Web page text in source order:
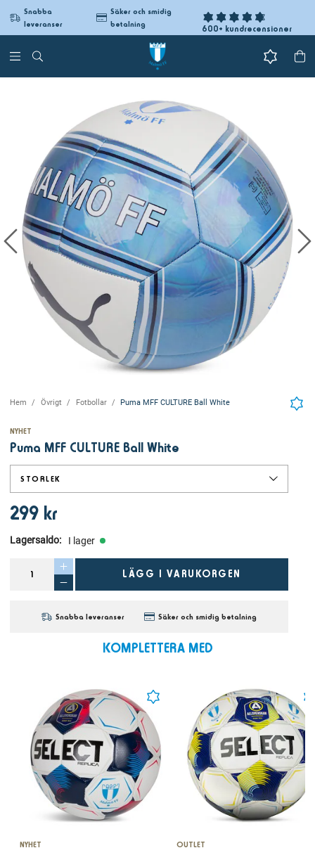
Snabba
leveranser
Säker och smidig
betalning
600+ kundrecensioner
Hem Övrigt Fotbollar Puma MFF CULTURE Ball White
NYHET
Puma MFF CULTURE Ball White
STORLEK
299 kr
Lagersaldo: I lager
LÄGG I VARUKORGEN
Snabba leveranser Säker och smidig betalning
KOMPLETTERA MED
NYHET OUTLET